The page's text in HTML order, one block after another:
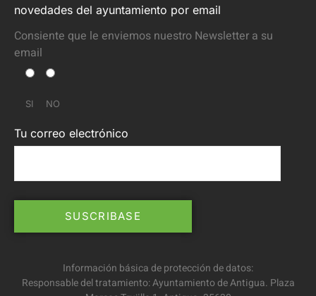
novedades del ayuntamiento por email
Consiente que le enviemos nuestro Newsletter a su
email
SI NO
Tu correo electrónico
Información básica de protección de datos:
Responsable del tratamiento: Ayuntamiento de Antigua. Plaza